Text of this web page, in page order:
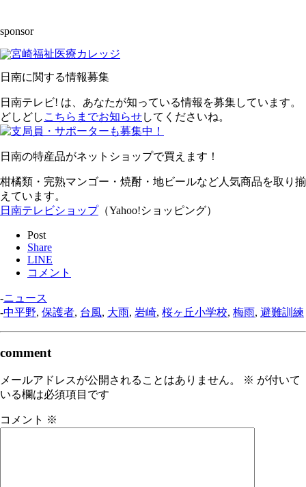
sponsor
日南に関する情報募集
日南テレビ! は、あなたが知っている情報を募集しています。
どしどし こちらまでお知らせしてくださいね。
日南の特産品がネットショップで買えます！
柑橘類・完熟マンゴー・焼酎・地ビールなど人気商品を取り揃
えています。
日南テレビショップ（Yahoo!ショッピング）
Post
Share
LINE
コメント
-ニュース
-中平野, 保護者, 台風, 大雨, 岩崎, 桜ヶ丘小学校, 梅雨, 避難訓練
comment
メールアドレスが公開されることはありません。 ※ が付いて
いる欄は必須項目です
コメント ※